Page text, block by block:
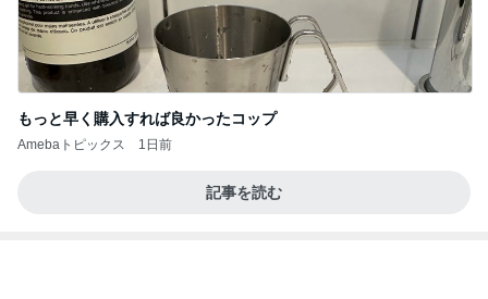
夏休みは朝練と夜練のダブル
Amebaトピックス 12時間前